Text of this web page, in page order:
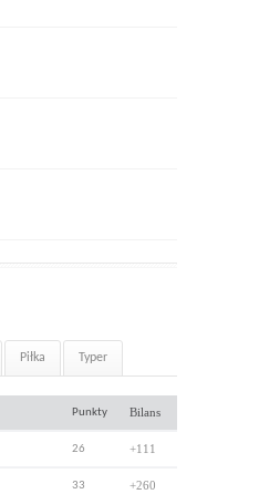
Piłka Typer
Punkty Bilans
26 +111
33 +260